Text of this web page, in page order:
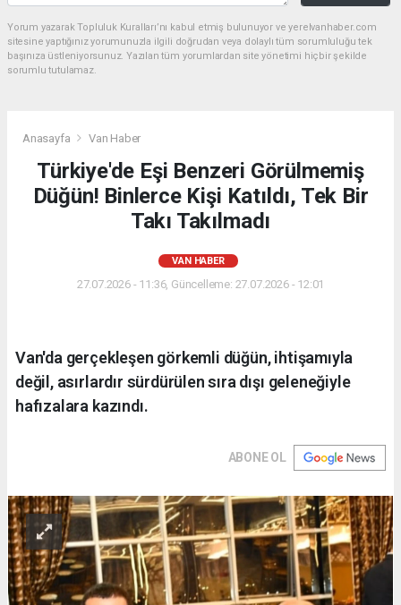
Yorum yazarak Topluluk Kuralları’nı kabul etmiş bulunuyor ve yerelvanhaber.com
sitesine yaptığınız yorumunuzla ilgili doğrudan veya dolaylı tüm sorumluluğu tek
başınıza üstleniyorsunuz. Yazılan tüm yorumlardan site yönetimi hiçbir şekilde
sorumlu tutulamaz.
Anasayfa Van Haber
Türkiye'de Eşi Benzeri Görülmemiş
Düğün! Binlerce Kişi Katıldı, Tek Bir
Takı Takılmadı
VAN HABER
27.07.2026 - 11:36, Güncelleme: 27.07.2026 - 12:01
Van'da gerçekleşen görkemli düğün, ihtişamıyla
değil, asırlardır sürdürülen sıra dışı geleneğiyle
hafızalara kazındı.
ABONE OL